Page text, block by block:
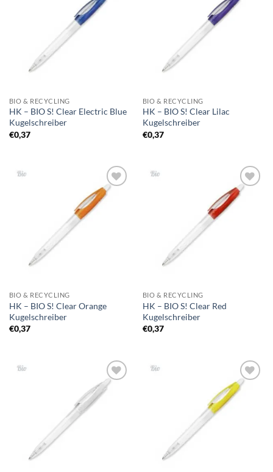
Merkliste
BIO & RECYCLING
HK – BIO S! Clear Electric Blue
Kugelschreiber
€0,37
Merkliste
BIO & RECYCLING
HK – BIO S! Clear Lilac
Kugelschreiber
€0,37
Auf die
Merkliste
BIO & RECYCLING
HK – BIO S! Clear Orange
Kugelschreiber
€0,37
Auf die
Merkliste
BIO & RECYCLING
HK – BIO S! Clear Red
Kugelschreiber
€0,37
Auf die
Merkliste
Auf die
Merkliste